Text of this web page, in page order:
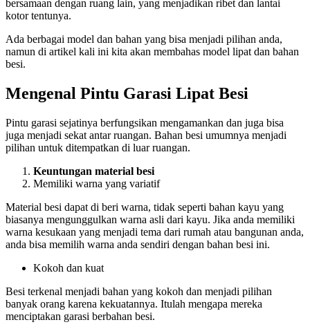
bersamaan dengan ruang lain, yang menjadikan ribet dan lantai
kotor tentunya.
Ada berbagai model dan bahan yang bisa menjadi pilihan anda,
namun di artikel kali ini kita akan membahas model lipat dan bahan
besi.
Mengenal Pintu Garasi Lipat Besi
Pintu garasi sejatinya berfungsikan mengamankan dan juga bisa
juga menjadi sekat antar ruangan. Bahan besi umumnya menjadi
pilihan untuk ditempatkan di luar ruangan.
Keuntungan material besi
Memiliki warna yang variatif
Material besi dapat di beri warna, tidak seperti bahan kayu yang
biasanya mengunggulkan warna asli dari kayu. Jika anda memiliki
warna kesukaan yang menjadi tema dari rumah atau bangunan anda,
anda bisa memilih warna anda sendiri dengan bahan besi ini.
Kokoh dan kuat
Besi terkenal menjadi bahan yang kokoh dan menjadi pilihan
banyak orang karena kekuatannya. Itulah mengapa mereka
menciptakan garasi berbahan besi.